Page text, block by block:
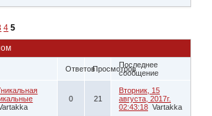
4 5
ОтветовПросмотровПоследнее
сообщение
0 21
Вторник, 15
августа, 2017г.
02:43:18 Vartakka